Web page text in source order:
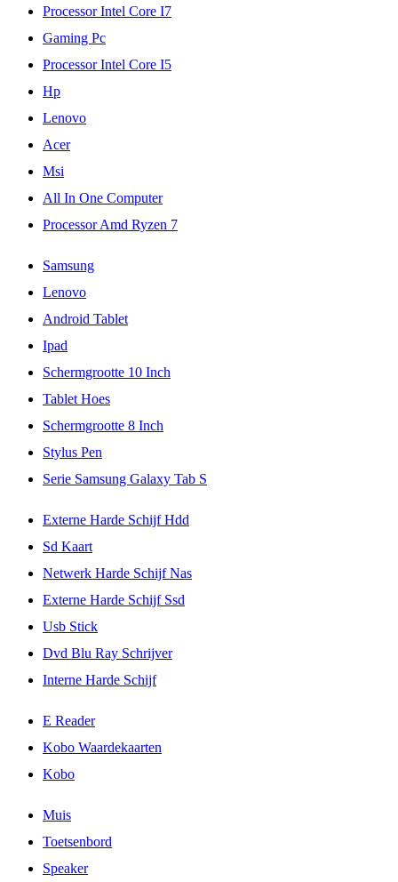
Processor Intel Core I7
Gaming Pc
Processor Intel Core I5
Hp
Lenovo
Acer
Msi
All In One Computer
Processor Amd Ryzen 7
Samsung
Lenovo
Android Tablet
Ipad
Schermgrootte 10 Inch
Tablet Hoes
Schermgrootte 8 Inch
Stylus Pen
Serie Samsung Galaxy Tab S
Externe Harde Schijf Hdd
Sd Kaart
Netwerk Harde Schijf Nas
Externe Harde Schijf Ssd
Usb Stick
Dvd Blu Ray Schrijver
Interne Harde Schijf
E Reader
Kobo Waardekaarten
Kobo
Muis
Toetsenbord
Speaker